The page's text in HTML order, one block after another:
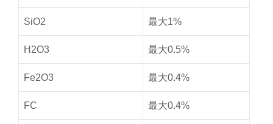
SiO2 最大1%
H2O3 最大0.5%
Fe2O3 最大0.4%
FC 最大0.4%